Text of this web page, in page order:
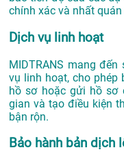
chính xác và nhất
Dịch vụ linh hoạt
MIDTRANS mang
vụ linh hoạt, cho phép
hồ sơ hoặc gửi hồ sơ
gian và tạo điều kiện
bận rộn.
Bảo hành bản dịch